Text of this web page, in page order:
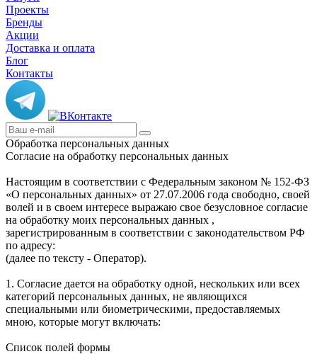
Проекты
Бренды
Акции
Доставка и оплата
Блог
Контакты
Обработка персональных данных
Согласие на обработку персональных данных
Настоящим в соответствии с Федеральным законом № 152-ФЗ
«О персональных данных» от 27.07.2006 года свободно, своей
волей и в своем интересе выражаю свое безусловное согласие
на обработку моих персональных данных ,
зарегистрированным в соответствии с законодательством РФ
по адресу:
(далее по тексту - Оператор).
1. Согласие дается на обработку одной, нескольких или всех
категорий персональных данных, не являющихся
специальными или биометрическими, предоставляемых
мною, которые могут включать:
Список полей формы